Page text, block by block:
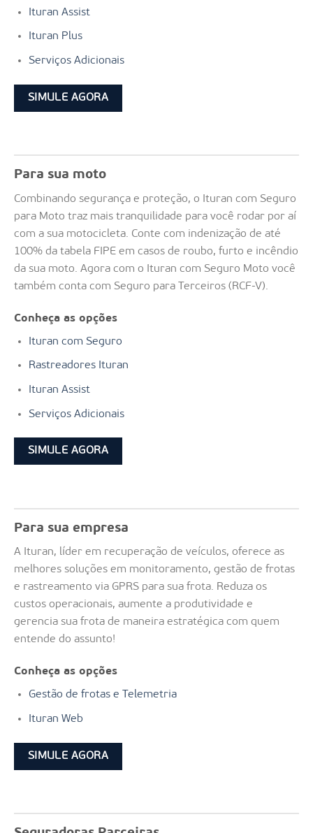
Ituran Assist
Ituran Plus
Serviços Adicionais
SIMULE AGORA
Para sua moto
Combinando segurança e proteção, o Ituran com Seguro
para Moto traz mais tranquilidade para você rodar por aí
com a sua motocicleta. Conte com indenização de até
100% da tabela FIPE em casos de roubo, furto e incêndio
da sua moto. Agora com o Ituran com Seguro Moto você
também conta com Seguro para Terceiros (RCF-V).
Conheça as opções
Ituran com Seguro
Rastreadores Ituran
Ituran Assist
Serviços Adicionais
SIMULE AGORA
Para sua empresa
A Ituran, líder em recuperação de veículos, oferece as
melhores soluções em monitoramento, gestão de frotas
e rastreamento via GPRS para sua frota. Reduza os
custos operacionais, aumente a produtividade e
gerencia sua frota de maneira estratégica com quem
entende do assunto!
Conheça as opções
Gestão de frotas e Telemetria
Ituran Web
SIMULE AGORA